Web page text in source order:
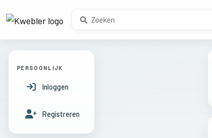
PERSOONLIJK
Inloggen
Registreren